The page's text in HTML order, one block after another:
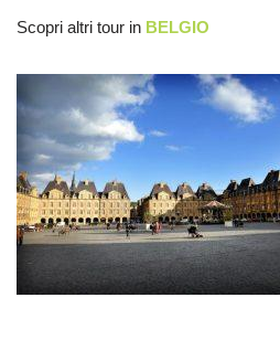
Scopri altri tour in BELGIO